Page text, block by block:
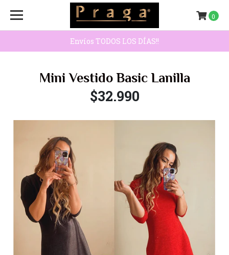
Envíos TODOS LOS DÍAS!!
0
Mini Vestido Basic Lanilla
$32.990